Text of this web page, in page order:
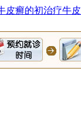
皮癣的初治疗牛